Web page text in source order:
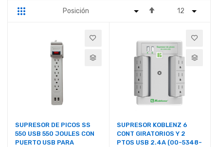
Parrilla
SUPRESOR DE PICOS SS
550 USB 550 JOULES CON
PUERTO USB PARA
SUPRESOR KOBLENZ 6
CONT GIRATORIOS Y 2
PTOS USB 2.4A (00-5348-